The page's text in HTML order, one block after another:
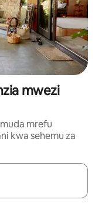
mwezi
mrefu
kwa sehemu za
kwa kutumia vitufe vya